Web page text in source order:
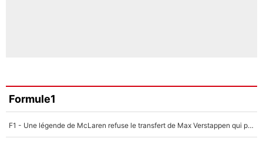
Formule1
F1 - Une légende de McLaren refuse le transfert de Max Verstappen qui pourrait «faire des vagues» et plomber l'ambiance dans l'équipe